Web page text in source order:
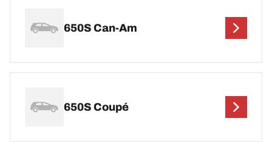
650S Can-Am
650S Coupé